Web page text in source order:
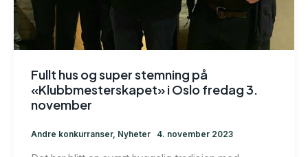
Fullt hus og super stemning på
«Klubbmesterskapet» i Oslo fredag 3.
november
Andre konkurranser, Nyheter 4. november 2023